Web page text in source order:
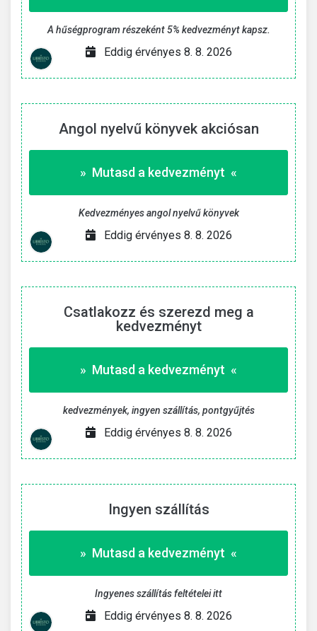
A hűségprogram részeként 5% kedvezményt kapsz.
Eddig érvényes 8. 8. 2026
Angol nyelvű könyvek akciósan
» Mutasd a kedvezményt «
Kedvezményes angol nyelvű könyvek
Eddig érvényes 8. 8. 2026
Csatlakozz és szerezd meg a
kedvezményt
» Mutasd a kedvezményt «
kedvezmények, ingyen szállítás, pontgyűjtés
Eddig érvényes 8. 8. 2026
Ingyen szállítás
» Mutasd a kedvezményt «
Ingyenes szállítás feltételei itt
Eddig érvényes 8. 8. 2026